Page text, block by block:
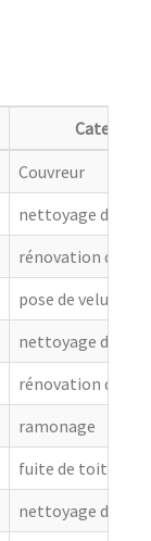
Categorie
Couvreur
nettoyage de
rénovation de
pose de velux
nettoyage de
rénovation de
ramonage
fuite de toiture
nettoyage de